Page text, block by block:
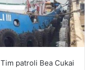
Tim patroli Bea Cukai